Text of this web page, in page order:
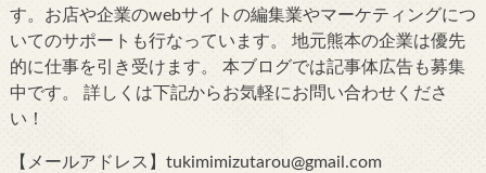
す。お店や企業のwebサイトの編集業やマーケティングにつ
いてのサポートも行なっています。 地元熊本の企業は優先
的に仕事を引き受けます。 本ブログでは記事体広告も募集
中です。 詳しくは下記からお気軽にお問い合わせくださ
い！
【メールアドレス】tukimimizutarou@gmail.com